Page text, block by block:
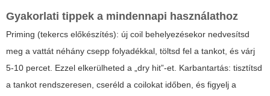
Gyakorlati tippek a mindennapi használathoz
Priming (tekercs előkészítés): új coil behelyezésekor nedvesítsd
meg a vattát néhány csepp folyadékkal, töltsd fel a tankot, és várj
5-10 percet. Ezzel elkerülheted a „dry hit”-et. Karbantartás: tisztítsd
a tankot rendszeresen, cseréld a coilokat időben, és figyelj a